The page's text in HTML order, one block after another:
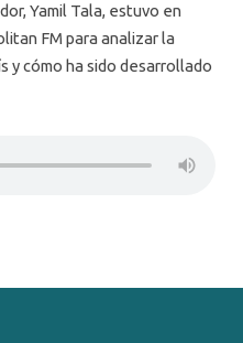
Yamil Tala, estuvo en
FM para analizar la
y cómo ha sido desarrollado